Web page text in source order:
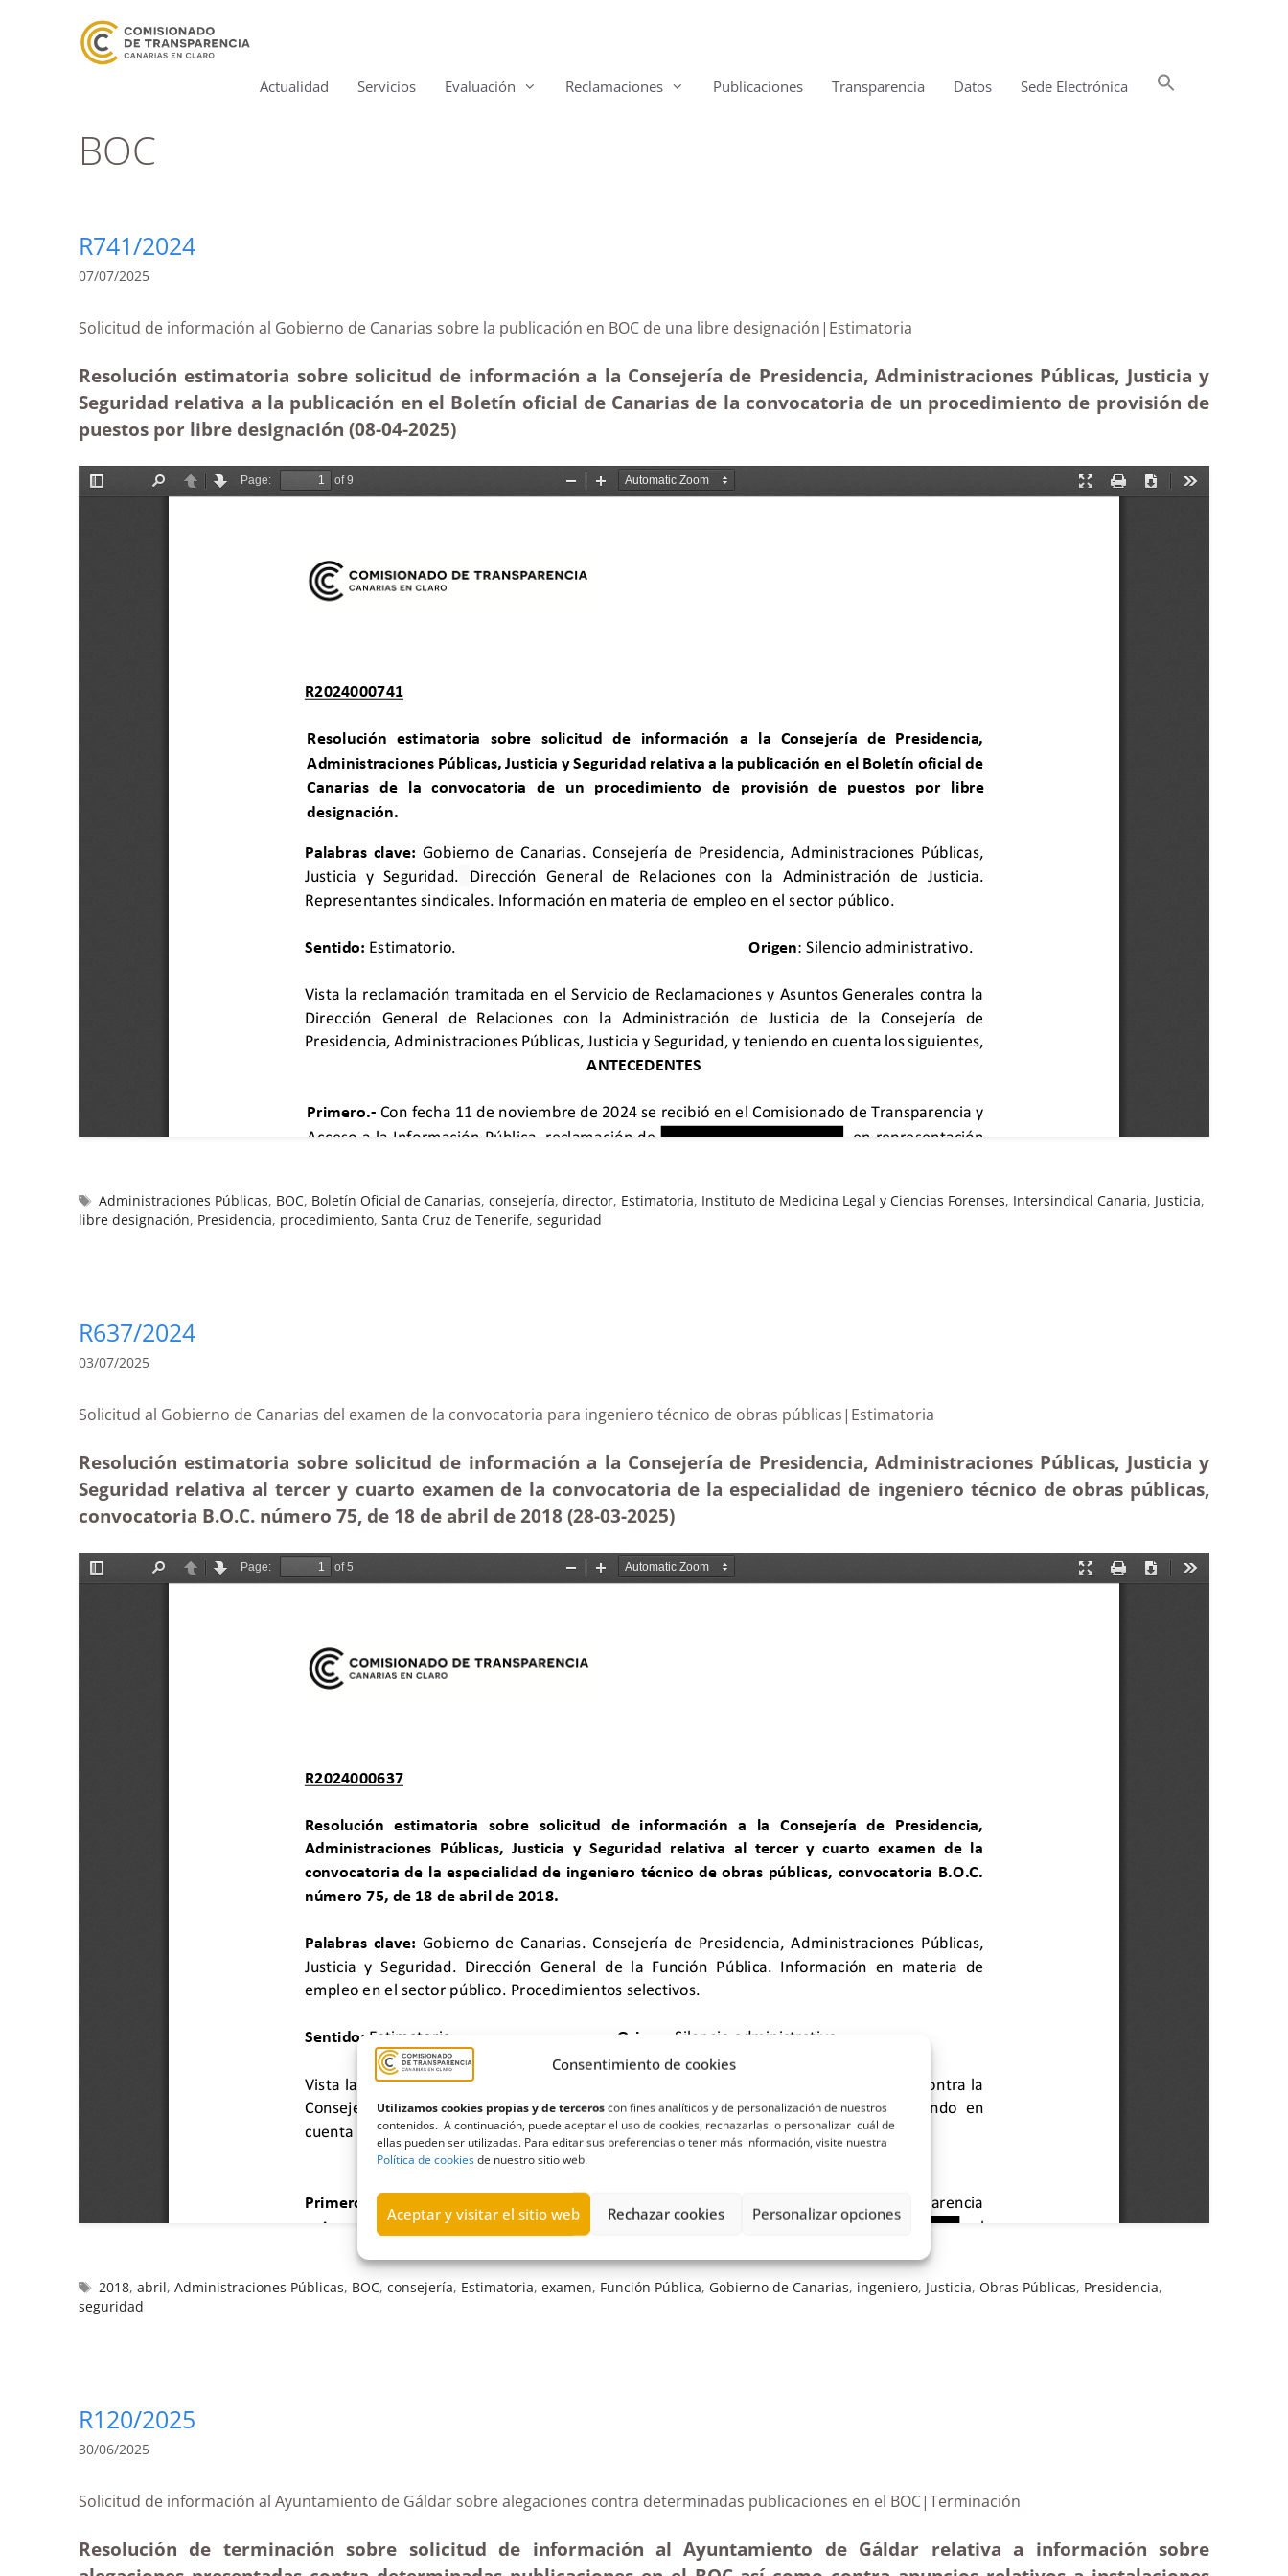
Consentimiento de cookies
Utilizamos cookies propias y de terceroscon fines analíticos y de personalización de nuestros
contenidos. A continuación, puede aceptar el uso de cookies, rechazarlas o personalizar cuál de
ellas pueden ser utilizadas. Para editar sus preferencias o tener más información, visite nuestra
Política de cookiesde nuestro sitio web.
Aceptar y visitar el sitio web Rechazar cookies Personalizar opciones
Actualidad Servicios Evaluación Reclamaciones Publicaciones Transparencia Datos Sede Electrónica
BOC
R741/2024
07/07/2025
Solicitud de información al Gobierno de Canarias sobre la publicación en BOC de una libre designación|Estimatoria
Resolución estimatoria sobre solicitud de información a la Consejería de Presidencia, Administraciones Públicas, Justicia y
Seguridad relativa a la publicación en el Boletín oficial de Canarias de la convocatoria de un procedimiento de provisión de
puestos por libre designación (08-04-2025)
Administraciones Públicas, BOC, Boletín Oficial de Canarias,consejería,director, Estimatoria, Instituto de Medicina Legal y Ciencias Forenses, Intersindical Canaria, Justicia,
libre designación, Presidencia, procedimiento, Santa Cruz de Tenerife, seguridad
R637/2024
03/07/2025
Solicitud al Gobierno de Canarias del examen de la convocatoria para ingeniero técnico de obras públicas|Estimatoria
Resolución estimatoria sobre solicitud de información a la Consejería de Presidencia, Administraciones Públicas, Justicia y
Seguridad relativa al tercer y cuarto examen de la convocatoria de la especialidad de ingeniero técnico de obras públicas,
convocatoria B.O.C. número 75, de 18 de abril de 2018 (28-03-2025)
2018,abril,Administraciones Públicas, BOC,consejería, Estimatoria,examen, Función Pública, Gobierno de Canarias, ingeniero, Justicia,Obras Públicas, Presidencia,
seguridad
R120/2025
30/06/2025
Solicitud de información al Ayuntamiento de Gáldar sobre alegaciones contra determinadas publicaciones en el BOC|Terminación
Resolución de terminación sobre solicitud de información al Ayuntamiento de Gáldar relativa a información sobre